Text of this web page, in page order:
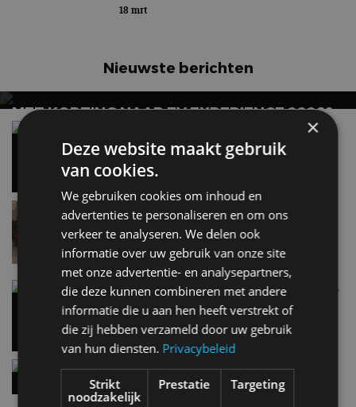
18 mrt
Nieuwste berichten
MET KORTING NAAR EV EXPERIENCE 2026?
AUTORAI REGELT HET!
EV Experience 2026 van 24 tot 26 september
Vergelijking: BMW iX3 vs Volvo EX60 – Welke
moet je hebben?
28 mei
Lamborghini Revuelto eert 60 jaar Miura met
speciale editie
6 aug
Carbon fibre op je laadkabel: nergens voor nodig,
en precies daarom geweldig
5 aug
Hennessey Blackbird krijgt atmosferische V8 en
handbak: soms is eenvoud leuker
5 aug
×
Deze website maakt gebruik
van cookies.
We gebruiken cookies om inhoud en
advertenties te personaliseren en om ons
verkeer te analyseren. We delen ook
informatie over uw gebruik van onze site
met onze advertentie- en analysepartners,
die deze kunnen combineren met andere
informatie die u aan hen heeft verstrekt of
die zij hebben verzameld door uw gebruik
van hun diensten. Privacybeleid
Strikt
noodzakelijk
Prestatie Targeting